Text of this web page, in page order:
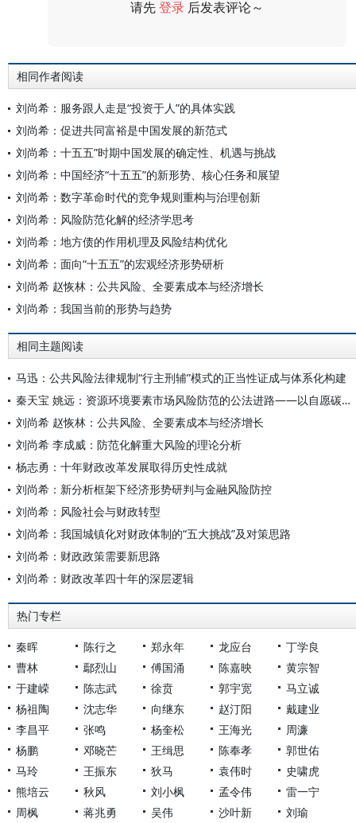
请先登录 后发表评论～
相同作者阅读
刘尚希：服务跟人走是“投资于人”的具体实践
刘尚希：促进共同富裕是中国发展的新范式
刘尚希：十五五”时期中国发展的确定性、机遇与挑战
刘尚希：中国经济“十五五”的新形势、核心任务和展望
刘尚希：数字革命时代的竞争规则重构与治理创新
刘尚希：风险防范化解的经济学思考
刘尚希：地方债的作用机理及风险结构优化
刘尚希：面向“十五五”的宏观经济形势研析
刘尚希 赵恢林：公共风险、全要素成本与经济增长
刘尚希：我国当前的形势与趋势
相同主题阅读
马迅：公共风险法律规制“行主刑辅”模式的正当性证成与体系化构建
秦天宝 姚远：资源环境要素市场风险防范的公法进路——以自愿碳市场为例
刘尚希 赵恢林：公共风险、全要素成本与经济增长
刘尚希 李成威：防范化解重大风险的理论分析
杨志勇：十年财政改革发展取得历史性成就
刘尚希：新分析框架下经济形势研判与金融风险防控
刘尚希：风险社会与财政转型
刘尚希：我国城镇化对财政体制的“五大挑战”及对策思路
刘尚希：财政政策需要新思路
刘尚希：财政改革四十年的深层逻辑
热门专栏
秦晖 陈行之 郑永年 龙应台
丁学良
曹林
鄢烈山 傅国涌 陈嘉映
黄宗智
于建嵘
陈志武 徐贲 郭宇宽
马立诚
杨祖陶
沈志华 向继东 赵汀阳
戴建业
李昌平
张鸣 杨奎松 王海光
周濂
杨鹏
邓晓芒 王缉思 陈奉孝
郭世佑
马玲
王振东 狄马 袁伟时
史啸虎
熊培云
秋风 刘小枫 孟令伟
雷一宁
周枫
蒋兆勇 吴伟 沙叶新 刘瑜